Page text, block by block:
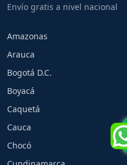
Envío gratis a nivel nacional
Amazonas
Arauca
Bogotá D.C.
Boyacá
Caquetá
Cauca
Chocó